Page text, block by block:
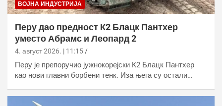
ВОЈНА ИНДУСТРИЈА
Перу дао предност К2 Блацк Пантхер
уместо Абрамс и Леопард 2
4. август 2026. | 11:15
Перу је препоручио јужнокорејски К2 Блацк Пантхер
као нови главни борбени тенк. Иза њега су остали…